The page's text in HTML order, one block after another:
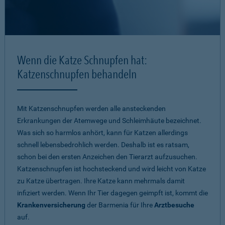
Wenn die Katze Schnupfen hat:
Katzenschnupfen behandeln
Mit Katzenschnupfen werden alle ansteckenden
Erkrankungen der Atemwege und Schleimhäute bezeichnet.
Was sich so harmlos anhört, kann für Katzen allerdings
schnell lebensbedrohlich werden. Deshalb ist es ratsam,
schon bei den ersten Anzeichen den Tierarzt aufzusuchen.
Katzenschnupfen ist hochsteckend und wird leicht von Katze
zu Katze übertragen. Ihre Katze kann mehrmals damit
infiziert werden. Wenn Ihr Tier dagegen geimpft ist, kommt die
Krankenversicherung der Barmenia für IhreArztbesuche
auf.